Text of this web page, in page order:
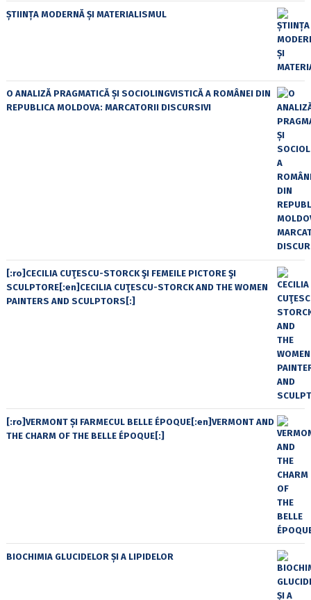
ȘTIINȚA MODERNĂ ȘI MATERIALISMUL
O ANALIZĂ PRAGMATICĂ ȘI SOCIOLINGVISTICĂ A ROMÂNEI DIN
REPUBLICA MOLDOVA: MARCATORII DISCURSIVI
[:ro]CECILIA CUŢESCU-STORCK ŞI FEMEILE PICTORE ŞI
SCULPTORE[:en]CECILIA CUŢESCU-STORCK AND THE WOMEN
PAINTERS AND SCULPTORS[:]
[:ro]VERMONT ȘI FARMECUL BELLE ÉPOQUE[:en]VERMONT AND
THE CHARM OF THE BELLE ÉPOQUE[:]
BIOCHIMIA GLUCIDELOR ȘI A LIPIDELOR